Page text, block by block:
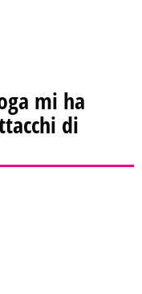
mi ha
di